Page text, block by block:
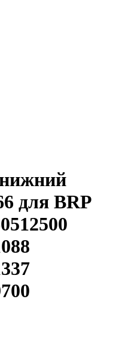
для BRP